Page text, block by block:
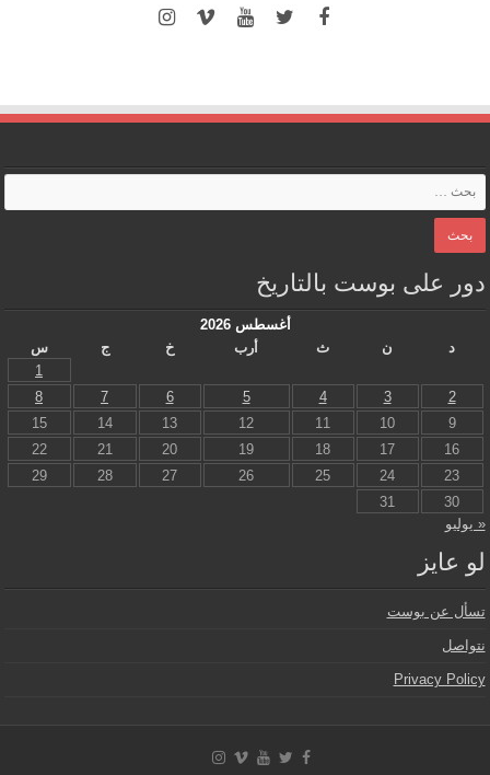
دور على بوست بالتاريخ
أغسطس 2026
د
ن ث أرب خ ج
س
1
2
3
4
5
6
7
8
9
10
11
12
13
14
15
16
17
18
19
20
21
22
23
24
25
26
27
28
29
30
31
« يوليو
لو عايز
تسأل عن بوست
نتواصل
Privacy Policy